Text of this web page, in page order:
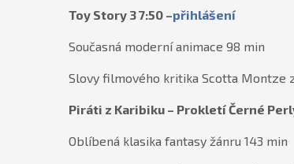
Toy Story 3 7:50 –přihlášení
Současná moderní animace 98 min
Slovy filmového kritika Scotta Montze
Piráti z Karibiku – Prokletí Černé
Oblíbená klasika fantasy žánru 143 min